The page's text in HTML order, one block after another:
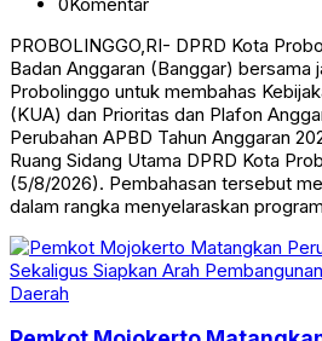
PROBOLINGGO,RI- DPRD Kota
Badan Anggaran (Banggar) bersama
Probolinggo untuk membahas
(KUA) dan Prioritas dan Plafon
Perubahan APBD Tahun Anggaran
Ruang Sidang Utama DPRD Kota
(5/8/2026). Pembahasan tersebut
dalam rangka menyelaraskan
Daerah